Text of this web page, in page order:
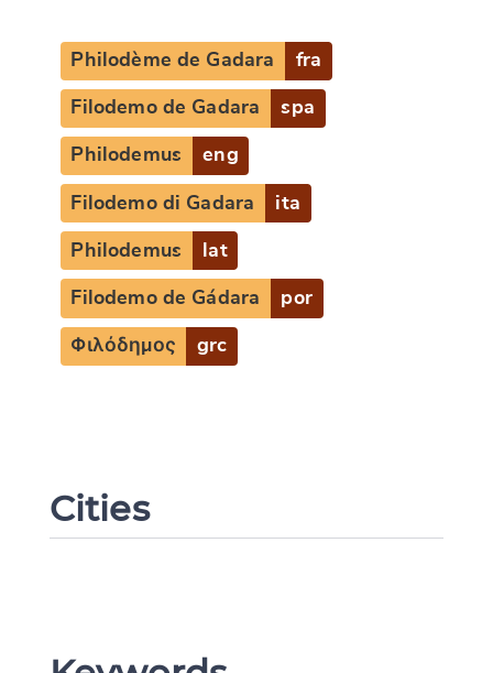
Philodème de Gadara fra
Filodemo de Gadara spa
Philodemus eng
Filodemo di Gadara ita
Philodemus lat
Filodemo de Gádara por
Φιλόδημος grc
Cities